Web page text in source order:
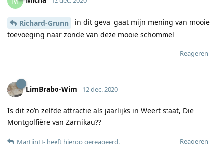
Richard-Grunn
in dit geval gaat mijn mening van mooie
toevoeging naar zonde van deze mooie schommel
Reageren
LimBrabo-Wim 12 dec. 2020
Is dit zo’n zelfde attractie als jaarlijks in Weert staat, Die
Montgolfière van Zarnikau??
Reageren
MartijnH- heeft hierop gereageerd.